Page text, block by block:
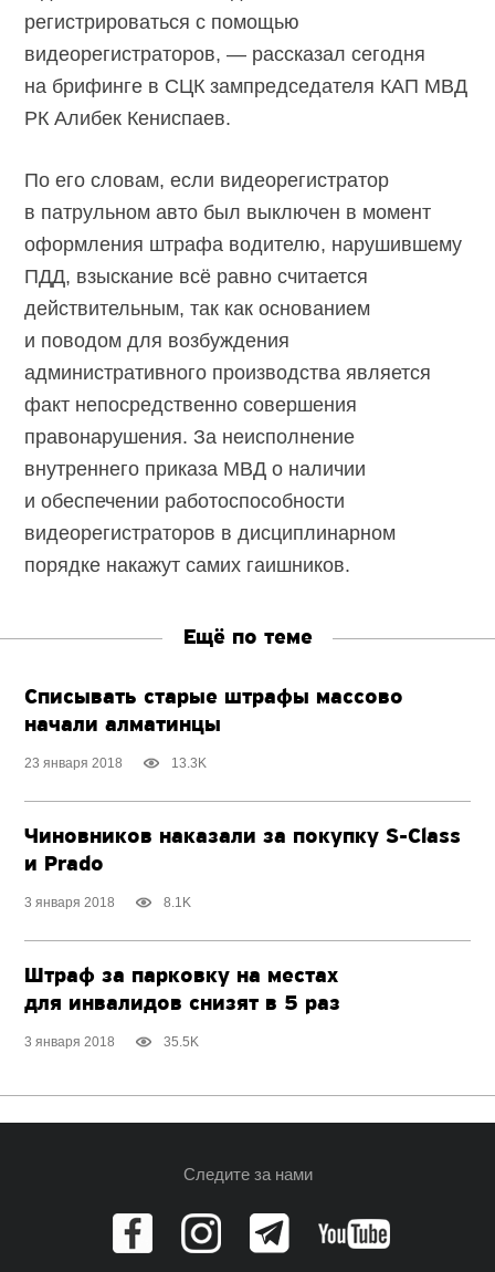
регистрироваться с помощью
видеорегистраторов, — рассказал сегодня
на брифинге в СЦК зампредседателя КАП МВД
РК Алибек Кениспаев.
По его словам, если видеорегистратор
в патрульном авто был выключен в момент
оформления штрафа водителю, нарушившему
ПДД, взыскание всё равно считается
действительным, так как основанием
и поводом для возбуждения
административного производства является
факт непосредственно совершения
правонарушения. За неисполнение
внутреннего приказа МВД о наличии
и обеспечении работоспособности
видеорегистраторов в дисциплинарном
порядке накажут самих гаишников.
Ещё по теме
Списывать старые штрафы массово
начали алматинцы
23 января 2018 13.3K
Чиновников наказали за покупку S-Class
и Prado
3 января 2018 8.1K
Штраф за парковку на местах
для инвалидов снизят в 5 раз
3 января 2018 35.5K
Следите за нами